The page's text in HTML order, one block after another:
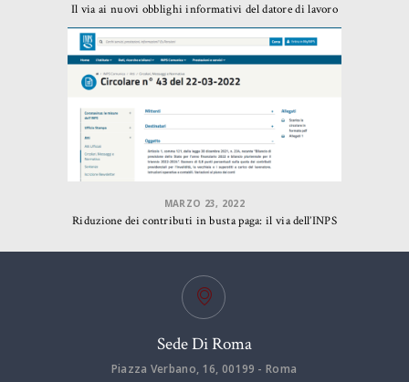
Il via ai nuovi obblighi informativi del datore di lavoro
MARZO 23, 2022
Riduzione dei contributi in busta paga: il via dell’INPS
Sede Di Roma
Piazza Verbano, 16, 00199 - Roma